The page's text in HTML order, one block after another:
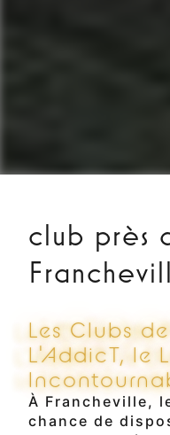
club près
Les Clubs
L'AddicT, le
À Francheville,
chance de